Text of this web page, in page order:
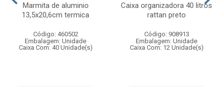
Marmita de aluminio
13,5x20,6cm termica
Código: 460502
Embalagem: Unidade
Caixa Com: 40 Unidade(s)
Caixa organizadora 40 litros
rattan preto
Código: 908913
Embalagem: Unidade
Caixa Com: 12 Unidade(s)